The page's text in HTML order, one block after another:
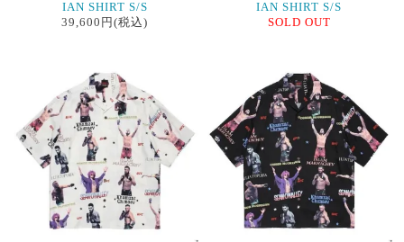
IAN SHIRT S/S
39,600円(税込)
IAN SHIRT S/S
SOLD OUT